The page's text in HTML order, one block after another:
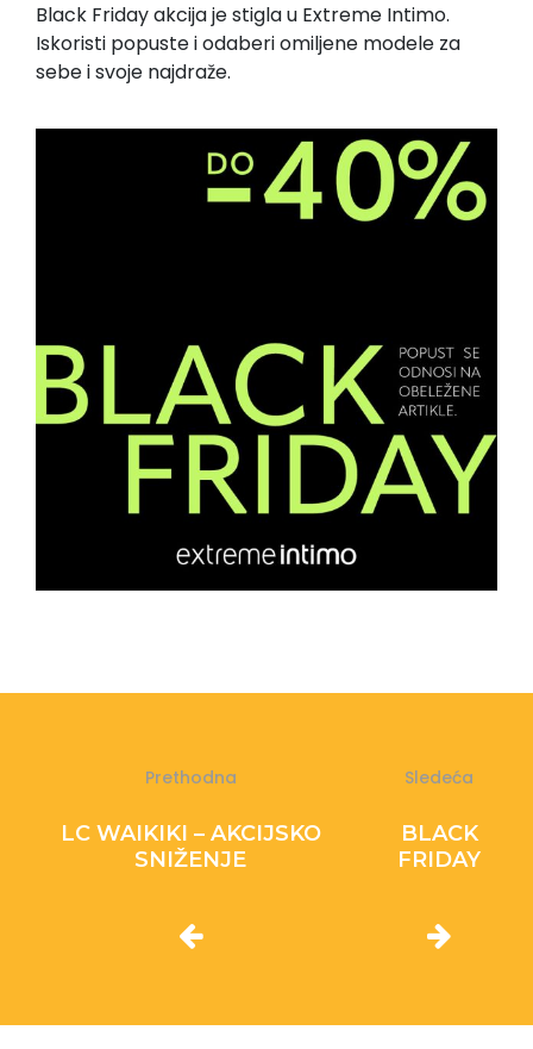
Black Friday akcija je stigla u Extreme Intimo.
Iskoristi popuste i odaberi omiljene modele za
sebe i svoje najdraže.
Prethodna
LC WAIKIKI – AKCIJSKO
SNIŽENJE
Sledeća
BLACK
FRIDAY